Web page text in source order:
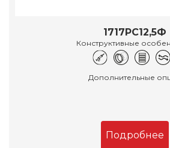
1717РС12,5Ф
Конструктивные
Дополнительные
Подробнее